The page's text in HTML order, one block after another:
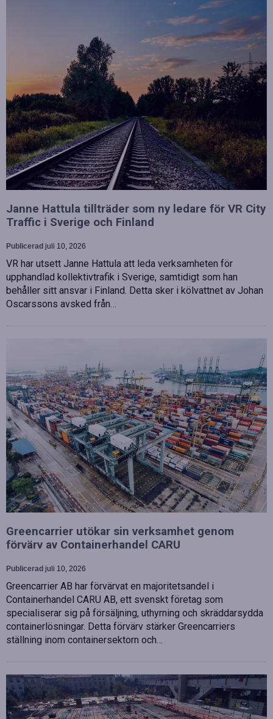
Janne Hattula tillträder som ny ledare för VR City
Traffic i Sverige och Finland
Publicerad juli 10, 2026
VR har utsett Janne Hattula att leda verksamheten för
upphandlad kollektivtrafik i Sverige, samtidigt som han
behåller sitt ansvar i Finland. Detta sker i kölvattnet av Johan
Oscarssons avsked från…
Greencarrier utökar sin verksamhet genom
förvärv av Containerhandel CARU
Publicerad juli 10, 2026
Greencarrier AB har förvärvat en majoritetsandel i
Containerhandel CARU AB, ett svenskt företag som
specialiserar sig på försäljning, uthyrning och skräddarsydda
containerlösningar. Detta förvärv stärker Greencarriers
ställning inom containersektorn och…